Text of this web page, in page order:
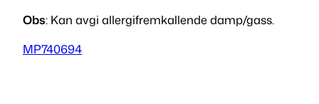
Obs: Kan avgi allergifremkallende damp/gass.
MP740694